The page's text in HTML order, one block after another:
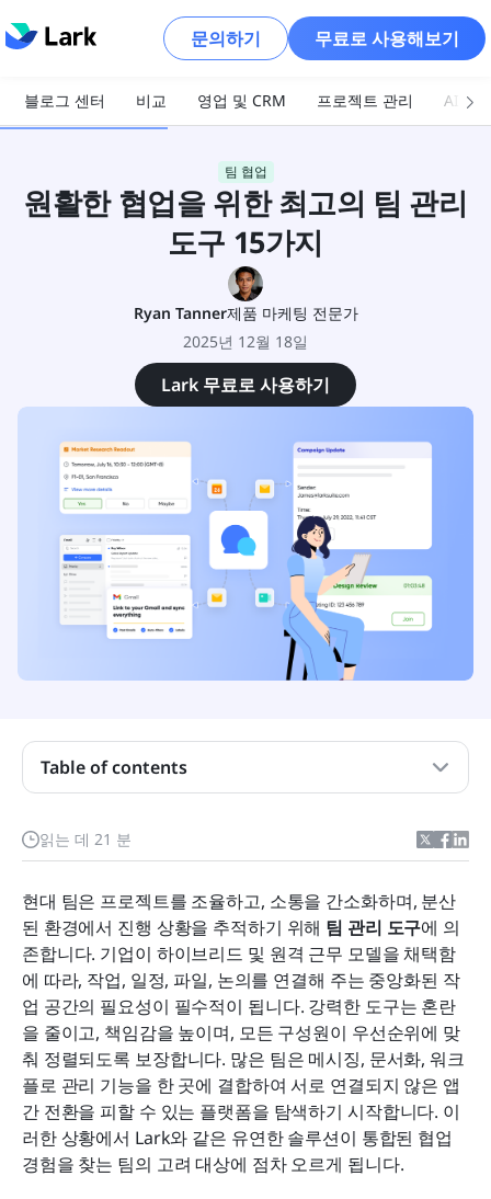
문의하기 무료로 사용해보기
블로그 센터 비교 영업 및 CRM 프로젝트 관리 AI 및
팀 협업
원활한 협업을 위한 최고의 팀 관리
도구 15가지
Ryan Tanner제품 마케팅 전문가
2025년 12월 18일
Lark 무료로 사용하기
읽는 데 21 분
현대 팀은 프로젝트를 조율하고, 소통을 간소화하며, 분산
된 환경에서 진행 상황을 추적하기 위해 팀 관리 도구에 의
존합니다. 기업이 하이브리드 및 원격 근무 모델을 채택함
에 따라, 작업, 일정, 파일, 논의를 연결해 주는 중앙화된 작
업 공간의 필요성이 필수적이 됩니다. 강력한 도구는 혼란
을 줄이고, 책임감을 높이며, 모든 구성원이 우선순위에 맞
춰 정렬되도록 보장합니다. 많은 팀은 메시징, 문서화, 워크
플로 관리 기능을 한 곳에 결합하여 서로 연결되지 않은 앱
간 전환을 피할 수 있는 플랫폼을 탐색하기 시작합니다. 이
러한 상황에서 Lark와 같은 유연한 솔루션이 통합된 협업
경험을 찾는 팀의 고려 대상에 점차 오르게 됩니다.
Table of contents
핵심 요약: 상위 5개 팀 요구사항 관리 도구
효과적인 팀 관리 도구의 주요 기능
시도해 볼 만한 팀 관리 도구 15가지
결론
자주 묻는 질문
관련 읽기